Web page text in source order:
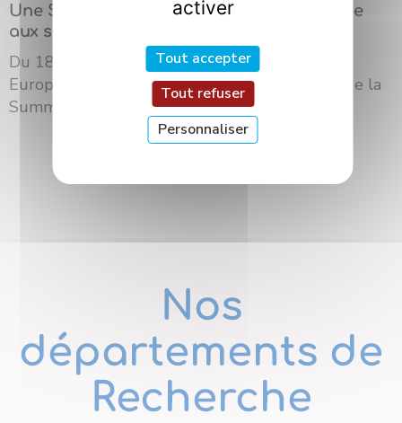
Une Summer School internationale dédiée
aux sciences des saveurs à Dijon
Du 18 au 21 mai 2026, l’Université Bourgogne
Europe a accueilli à Dijon la troisième édition de la
Summer School du ré...
Nos
départements de
Recherche
activer
Tout accepter
Tout refuser
Personnaliser